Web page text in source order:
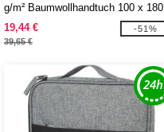
g/m² Baumwollhandtuch 100 x 180
cm
19,44 €
39,65 €
-51%